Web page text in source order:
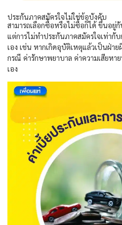
ประกันภาคสมัครใจไม่ใช่ข้อบังคับ
สามารถเลือกซื้อหรือไม่ซื้อก็ได้ ขึ้นอยู่กั
แต่การไม่ทำประกันภาคสมัครใจเท่ากั
เอง เช่น หากเกิดอุบัติเหตุแล้วเป็นฝ่าย
กรณี ค่ารักษาพยาบาล ค่าความเสียห
เอง